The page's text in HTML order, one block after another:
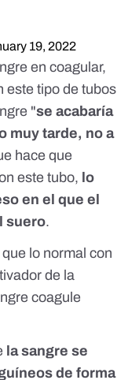
19, 2022
en coagular,
este tipo de tubos
"se acabaría
muy tarde, no a
hace que
este tubo, lo
en el que el
suero.
lo normal con
de la
coagule
la sangre se
de forma